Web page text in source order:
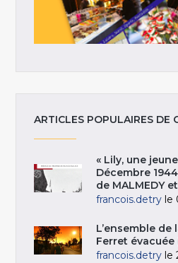
ARTICLES POPULAIRES DE
« Lily, une
Décembre
de MALMEDY
francois.detry le
L’ensemble de
Ferret
francois.detry le